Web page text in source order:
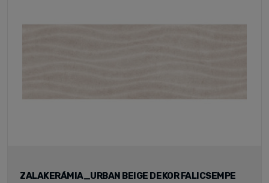
ZALAKERÁMIA_URBAN BEIGE DEKOR FALICSEMPE